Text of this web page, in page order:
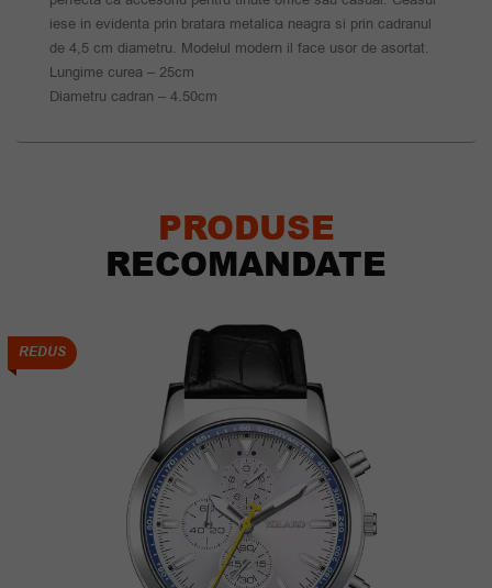
iese in evidenta prin bratara metalica neagra si prin cadranul
de 4,5 cm diametru. Modelul modern il face usor de asortat.
Lungime curea – 25cm
Diametru cadran – 4.50cm
PRODUSE
RECOMANDATE
REDUS